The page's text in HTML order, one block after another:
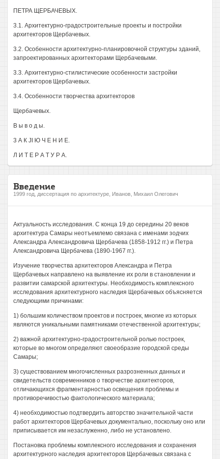
ПЕТРА ЩЕРБАЧЕВЫХ.
3.1. Архитектурно-градостроительные проекты и постройки
архитекторов Щербачевых.
3.2. Особенности архитектурно-планировочной структуры зданий,
запроектированных архитекторами Щербачевыми.
3.3. Архитектурно-стилистические особенности застройки
архитекторов Щербачевых.
3.4. Особенности творчества архитекторов
Щербачевых.
В ы в о д ы.
3 А К JI Ю Ч Е Н И Е.
Л И Т Е Р А Т У Р А.
Введение
1999 год, диссертация по архитектуре, Иванов, Михаил Олегович
Актуальность исследования. С конца 19 до середины 20 веков
архитектура Самары неотъемлемо связана с именами зодчих
Александра Александровича Щербачева (1858-1912 гг.) и Петра
Александровича Щербачева (1890-1967 гг.).
Изучение творчества архитекторов Александра и Петра
Щербачевых направлено на выявление их роли в становлении и
развитии самарской архитектуры. Необходимость комплексного
исследования архитектурного наследия Щербачевых объясняется
следующими причинами:
1) большим количеством проектов и построек, многие из которых
являются уникальными памятниками отечественной архитектуры;
2) важной архитектурно-градостроительной ролью построек,
которые во многом определяют своеобразие городской среды
Самары;
3) существованием многочисленных разрозненных данных и
свидетельств современников о творчестве архитекторов,
отличающихся фрагментарностью освещения проблемы и
противоречивостью фактологического материала;
4) необходимостью подтвердить авторство значительной части
работ архитекторов Щербачевых документально, поскольку оно или
приписывается им незаслуженно, либо не установлено.
Постановка проблемы комплексного исследования и сохранения
архитектурного наследия архитекторов Щербачевых связана с